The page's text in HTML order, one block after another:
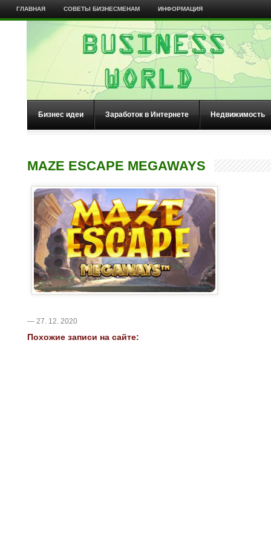
ГЛАВНАЯ СОВЕТЫ БИЗНЕСМЕНАМ ИНФОРМАЦИЯ
Бизнес идеи Заработок в Интернете Недвижимость
MAZE ESCAPE MEGAWAYS
— 27. 12. 2020
Похожие записи на сайте: